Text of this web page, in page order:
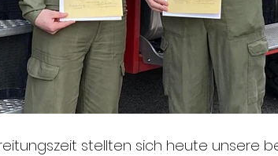
stellten sich heute unsere